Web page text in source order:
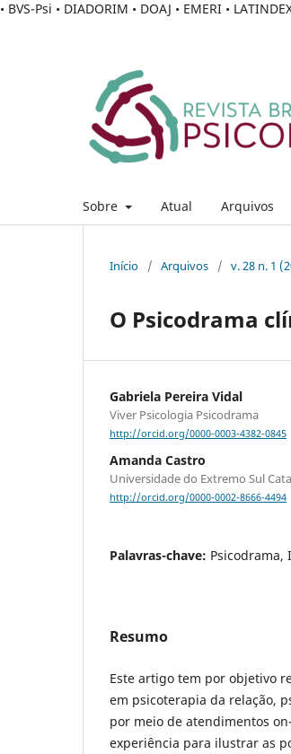
• BVS-Psi • DIADORIM • DOAJ • EMERI •
Sobre Atual Arquivos
Início / Arquivos / v. 28 n. 1
O Psicodrama
Gabriela Pereira Vidal
Viver Psicologia Psicodrama
http://orcid.org/0000-0003-4382-0845
Amanda Castro
Universidade do Extremo Sul
http://orcid.org/0000-0002-8666-4494
Palavras-chave:
Resumo
Este artigo tem por objetivo
em psicoterapia da relação,
por meio de atendimentos
experiência para ilustrar as